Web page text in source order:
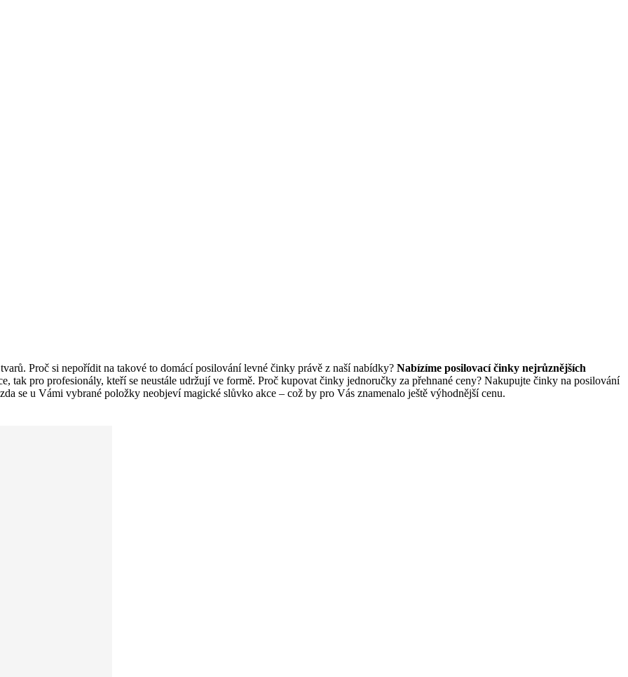
Proč si nepořídit na takové to domácí posilování levné činky právě z naší nabídky? Nabízíme posilovací činky nejrůznějších
tak pro profesionály, kteří se neustále udržují ve formě. Proč kupovat činky jednoručky za přehnané ceny? Nakupujte činky na posilování
se u Vámi vybrané položky neobjeví magické slůvko akce – což by pro Vás znamenalo ještě výhodnější cenu.